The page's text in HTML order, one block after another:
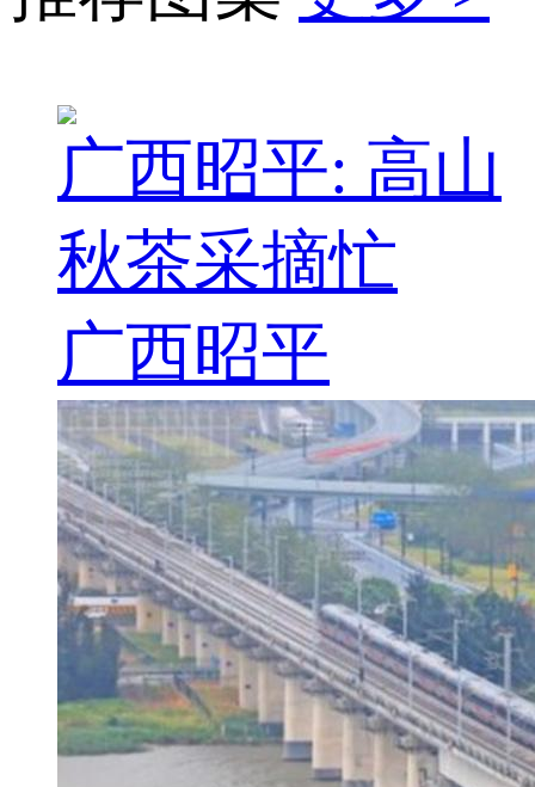
广西昭平: 高山
秋茶采摘忙
广西昭平